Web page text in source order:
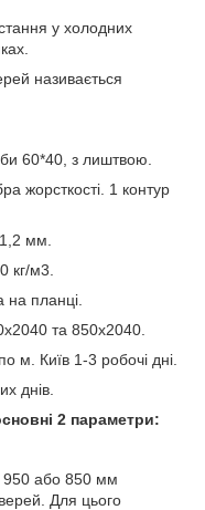
у холодних
називається
60*40, з лиштвою.
жорсткості. 1 контур
мм.
кг/м3.
планці.
та 850х2040.
м. Київ 1-3 робочі дні.
днів.
2 параметри:
950 або 850 мм
Для цього